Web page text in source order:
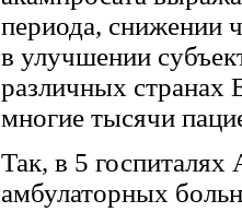
периода, снижении
в улучшении
различных странах
многие тысячи
Так, в 5
амбулаторных